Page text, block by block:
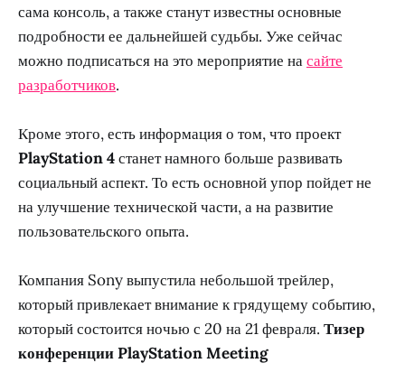
сама консоль, а также станут известны основные
подробности ее дальнейшей судьбы. Уже сейчас
можно подписаться на это мероприятие насайте
разработчиков.
Кроме этого, есть информация о том, что проект
PlayStation 4станет намного больше развивать
социальный аспект. То есть основной упор пойдет не
на улучшение технической части, а на развитие
пользовательского опыта.
Компания Sony выпустила небольшой трейлер,
который привлекает внимание к грядущему событию,
который состоится ночью с 20 на 21 февраля. Тизер
конференции PlayStation Meeting